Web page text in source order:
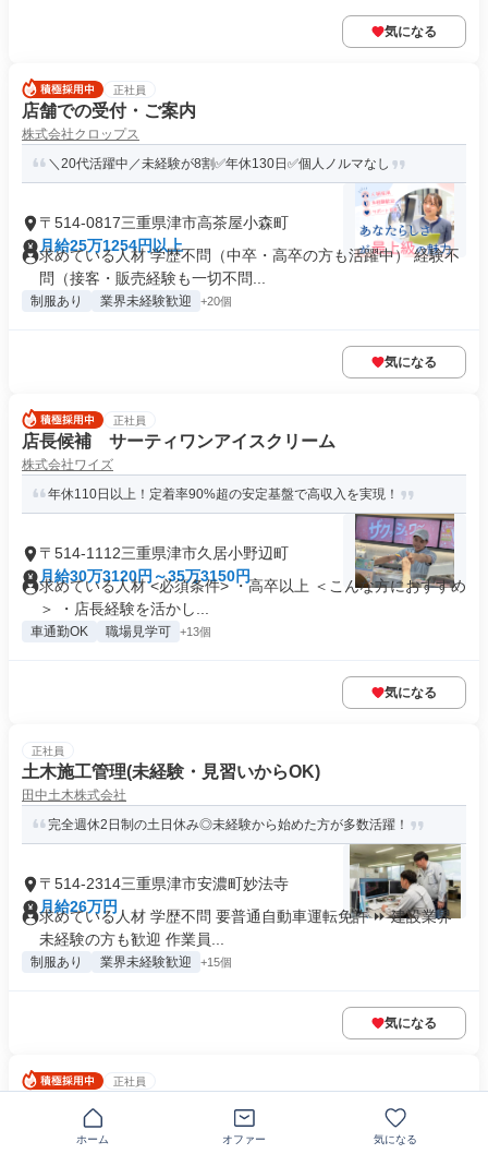
気になる
正社員
店舗での受付・ご案内
株式会社クロップス
＼20代活躍中／未経験が8割✅年休130日✅個人ノルマなし
〒514-0817三重県津市高茶屋小森町
月給25万1254円以上
求めている人材 学歴不問（中卒・高卒の方も活躍中） 経験不
問（接客・販売経験も一切不問...
制服あり 業界未経験歓迎 +20個
気になる
正社員
店長候補 サーティワンアイスクリーム
株式会社ワイズ
年休110日以上！定着率90%超の安定基盤で高収入を実現！
〒514-1112三重県津市久居小野辺町
月給30万3120円～35万3150円
求めている人材 <必須条件> ・高卒以上 ＜こんな方におすすめ
＞ ・店長経験を活かし...
車通勤OK 職場見学可 +13個
気になる
正社員
土木施工管理(未経験・見習いからOK)
田中土木株式会社
完全週休2日制の土日休み◎未経験から始めた方が多数活躍！
〒514-2314三重県津市安濃町妙法寺
月給26万円
求めている人材 学歴不問 要普通自動車運転免許 ⏩ 建設業界
未経験の方も歓迎 作業員...
制服あり 業界未経験歓迎 +15個
気になる
正社員
株式会社クロップス
ホーム オファー 気になる